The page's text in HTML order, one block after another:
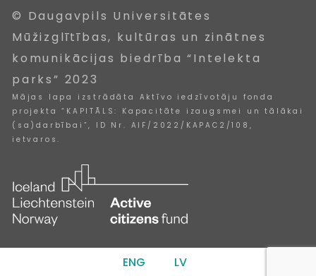
© Daugavpils Universitātes
Mūžizglītības, kultūras un zinātnes
komunikācijas biedrība “Intelekta
parks” 2023
Mājas lapa izstrādāta Aktīvo iedzīvotāju fonda
projekta “KAPITĀLS: Kapacitāte izaugsmei un tālākai
(sa)darbībai”, ID Nr. AIF/2022/KAPAC2/108,
ietvaros.
ENG LV